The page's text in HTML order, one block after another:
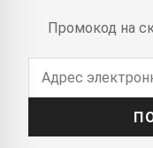
Промокод на